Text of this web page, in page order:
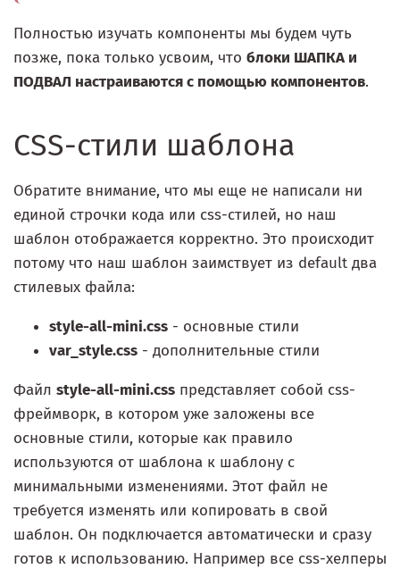
Полностью изучать компоненты мы будем чуть
позже, пока только усвоим, что блоки ШАПКА и
ПОДВАЛ настраиваются с помощью компонентов.
CSS-стили шаблона
Обратите внимание, что мы еще не написали ни
единой строчки кода или css-стилей, но наш
шаблон отображается корректно. Это происходит
потому что наш шаблон заимствует из default два
стилевых файла:
style-all-mini.css - основные стили
var_style.css - дополнительные стили
Файл style-all-mini.css представляет собой css-
фреймворк, в котором уже заложены все
основные стили, которые как правило
используются от шаблона к шаблону с
минимальными изменениями. Этот файл не
требуется изменять или копировать в свой
шаблон. Он подключается автоматически и сразу
готов к использованию. Например все css-хелперы